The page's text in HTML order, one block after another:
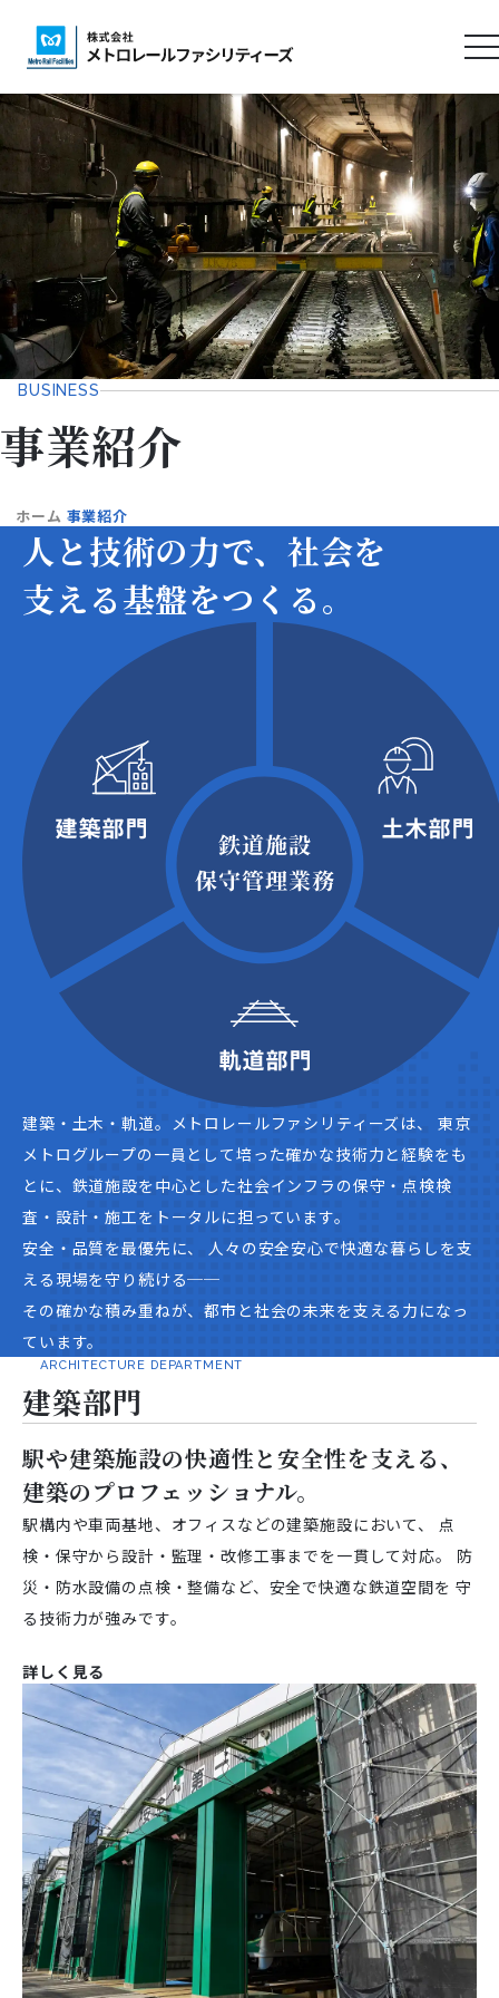
BUSINESS
事業紹介
ホーム 事業紹介
人と技術の力で、 社会を
支える基盤をつくる。
建築・土木・軌道。メトロレールファシリティーズは、
東京
メトログループの一員として培った確かな技術力と経験をも
とに、鉄道施設を中心とした社会インフラの保守・点検検
査・設計・施工をトータルに担っています。
安全・品質を最優先に、
人々の安全安心で快適な暮らしを支
える現場を守り続ける──
その確かな積み重ねが、都市と社会の未来を支える力になっ
ています。
ARCHITECTURE DEPARTMENT
建築部門
駅や建築施設の快適性と安全性を支える、
建築のプロフェッショナル。
駅構内や車両基地、オフィスなどの建築施設において、
点
検・保守から設計・監理・改修工事までを一貫して対応。
防
災・防水設備の点検・整備など、安全で快適な鉄道空間を 守
る技術力が強みです。
詳しく見る